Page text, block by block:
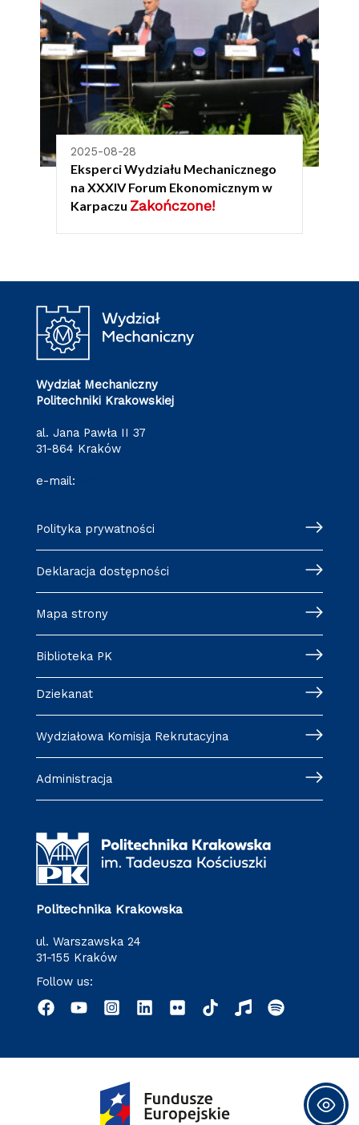
2025-08-28
Eksperci Wydziału Mechanicznego
na XXXIV Forum Ekonomicznym w
Karpaczu Zakończone!
Wydział Mechaniczny
Politechniki Krakowskiej
al. Jana Pawła II 37
31-864 Kraków
e-mail:
Polityka prywatności
Deklaracja dostępności
Mapa strony
Biblioteka PK
Dziekanat
Wydziałowa Komisja Rekrutacyjna
Administracja
Politechnika Krakowska
ul. Warszawska 24
31-155 Kraków
Follow us: